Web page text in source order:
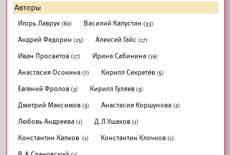
Авторы
Игорь Лаврук (80) Василий Капустин (33)
Андрей Федорин (25) Алексей Гайс (17)
Иван Просветов (17) Ирина Сабинина (16)
Анастасия Осокина (7) Кирилл Секретёв (5)
Евгений Фролов (3) Кирилл Гуляев (3)
Дмитрий Максимов (3) Анастасия Коршунова (2)
Любовь Андреева (1) Д.Л.Ушаков (1)
Константин Капков (1) Константин Клочков (1)